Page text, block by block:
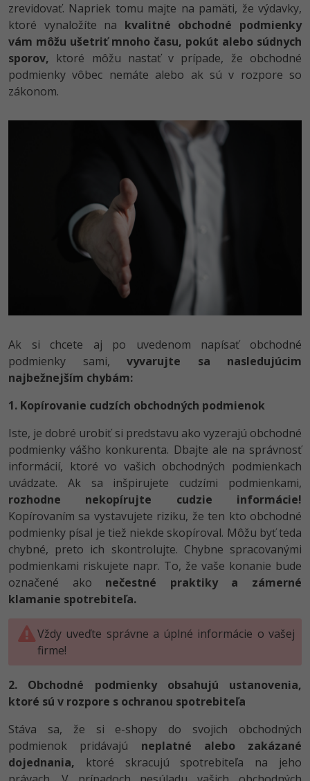
Fórum
zrevidovať. Napriek tomu majte na pamäti, že výdavky,
ktoré vynaložíte na kvalitné obchodné podmienky
vám môžu ušetriť mnoho času, pokút alebo súdnych
sporov, ktoré môžu nastať v prípade, že obchodné
podmienky vôbec nemáte alebo ak sú v rozpore so
zákonom.
Ak si chcete aj po uvedenom napísať obchodné
podmienky sami, vyvarujte sa nasledujúcim
najbežnejším chybám:
1. Kopírovanie cudzích obchodných podmienok
Iste, je dobré urobiť si predstavu ako vyzerajú obchodné
podmienky vášho konkurenta. Dbajte ale na správnosť
informácií, ktoré vo vašich obchodných podmienkach
uvádzate. Ak sa inšpirujete cudzími podmienkami,
rozhodne nekopírujte cudzie informácie!
Kopírovaním sa vystavujete riziku, že ten kto obchodné
podmienky písal je tiež niekde skopíroval. Môžu byť teda
chybné, preto ich skontrolujte. Chybne spracovanými
podmienkami riskujete napr. To, že vaše konanie bude
označené ako nečestné praktiky a zámerné
klamanie spotrebiteľa.
Vždy uveďte správne a úplné informácie o vašej
firme!
2. Obchodné podmienky obsahujú ustanovenia,
ktoré sú v rozpore s ochranou spotrebiteľa
Stáva sa, že si e-shopy do svojich obchodných
podmienok pridávajú neplatné alebo zakázané
dojednania, ktoré skracujú spotrebiteľa na jeho